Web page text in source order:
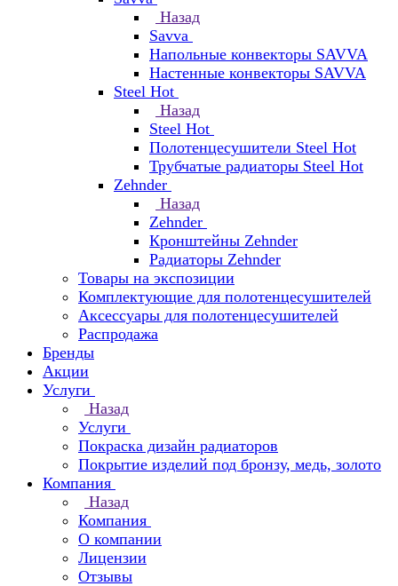
Назад
Savva
Напольные конвекторы SAVVA
Настенные конвекторы SAVVA
Steel Hot
Назад
Steel Hot
Полотенцесушители Steel Hot
Трубчатые радиаторы Steel Hot
Zehnder
Назад
Zehnder
Кронштейны Zehnder
Радиаторы Zehnder
Товары на экспозиции
Комплектующие для полотенцесушителей
Аксессуары для полотенцесушителей
Распродажа
Бренды
Акции
Услуги
Назад
Услуги
Покраска дизайн радиаторов
Покрытие изделий под бронзу, медь, золото
Компания
Назад
Компания
О компании
Лицензии
Отзывы